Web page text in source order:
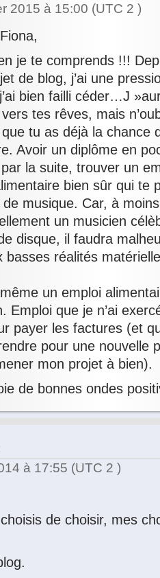
2015 à 15:00 (UTC 2 )
je te comprends !!!
de blog, j’ai une
bien failli céder…J
tes rêves, mais
tu as déjà la chance
Avoir un diplôme en
la suite, trouver un
bien sûr qui te
musique. Car, à
un musicien
disque, il faudra
basses réalités
un emploi
Emploi que je n’ai
payer les factures (et
pour une nouvelle
mon projet à bien).
de bonnes ondes
à 17:55 (UTC 2 )
choisis de choisir, mes